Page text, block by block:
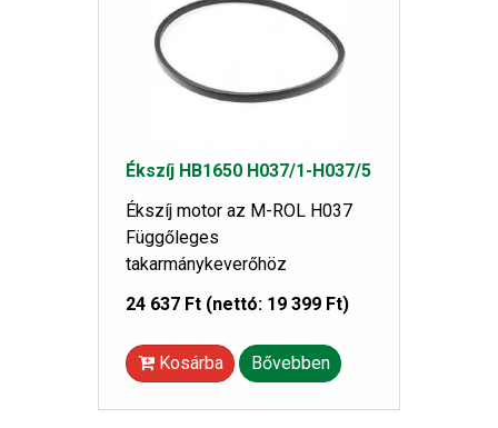
Ékszíj HB1650 H037/1-H037/5
Ékszíj motor az M-ROL H037
Függőleges
takarmánykeverőhöz
24 637 Ft (nettó: 19 399 Ft)
Kosárba Bővebben